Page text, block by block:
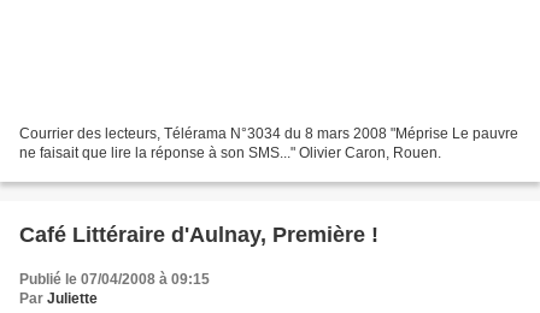
Courrier des lecteurs, Télérama N°3034 du 8 mars 2008 "Méprise Le pauvre
ne faisait que lire la réponse à son SMS..." Olivier Caron, Rouen.
Café Littéraire d'Aulnay, Première !
Publié le 07/04/2008 à 09:15
Par Juliette